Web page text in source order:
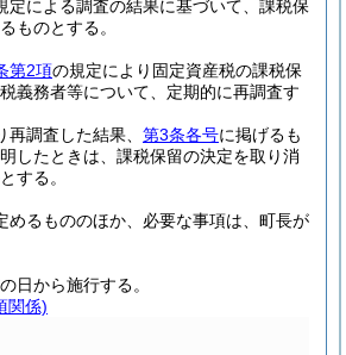
定による調査の結果に基づいて、課税保
ものとする。
第2項の規定により固定資産税の課税保
義務者等について、定期的に再調査す
再調査した結果、 第3条各号に掲げるも
したときは、課税保留の決定を取り消
する。
めるもののほか、必要な事項は、町長が
日から施行する。
関係)